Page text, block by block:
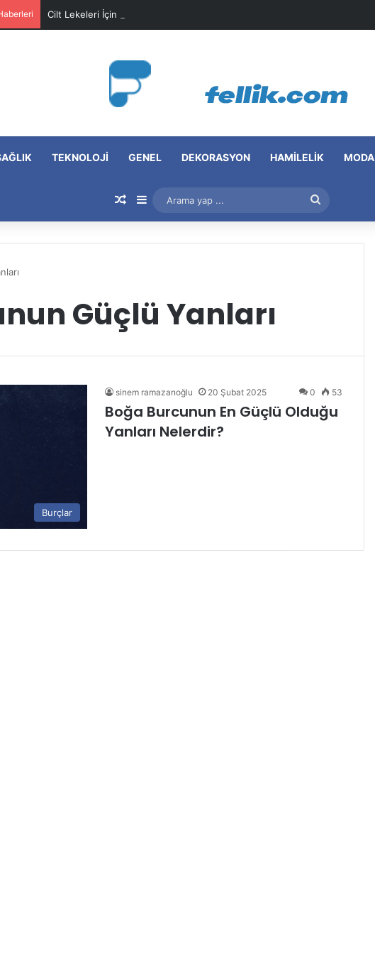
Cilt Lekeleri İçin Pratik Maske Önerileri
TEKNOLOJI GENEL DEKORASYON HAMILELIK MODA
Rastgele Makale
Kenar Bölmesi
Arama
yap
Güçlü Yanları
Burçlar
sinem ramazanoğlu 20 Şubat 2025 0 53
Boğa Burcunun En Güçlü Olduğu
Yanları Nelerdir?